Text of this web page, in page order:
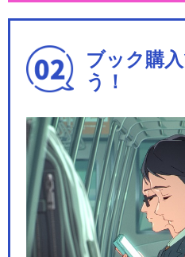
ブック購
う！